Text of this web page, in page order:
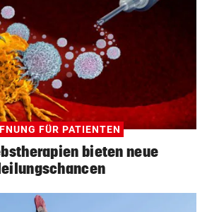
FÜR PATIENTEN
bieten neue